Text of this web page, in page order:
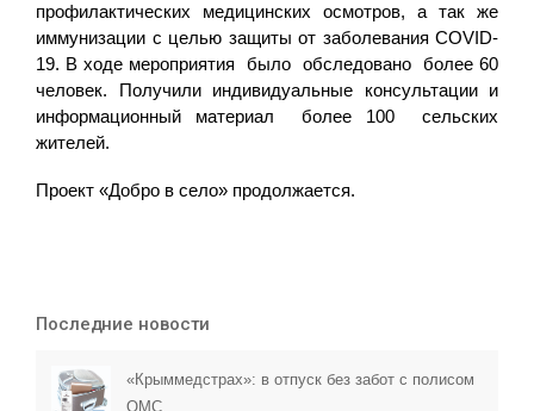
профилактических медицинских осмотров, а так же
иммунизации с целью защиты от заболевания COVID-
19. В ходе мероприятия было обследовано более 60
человек. Получили индивидуальные консультации и
информационный материал более 100 сельских
жителей.
Проект «Добро в село» продолжается.
Последние новости
«Крыммедстрах»: в отпуск без забот с полисом
ОМС